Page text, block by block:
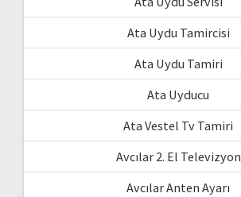
Ata Uydu Tamircisi
Ata Uydu Tamiri
Ata Uyducu
Ata Vestel Tv Tamiri
Avcılar 2. El Televizyon
Avcılar Anten Ayarı